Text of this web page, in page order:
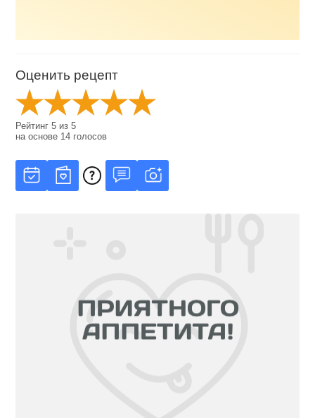
Оценить рецепт
Рейтинг5 из5
на основе 14 голосов